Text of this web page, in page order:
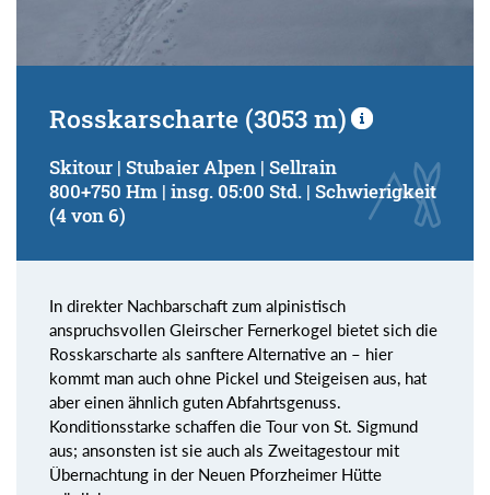
Rosskarscharte (3053 m)
Skitour | Stubaier Alpen | Sellrain
800+750 Hm | insg. 05:00 Std. | Schwierigkeit
(4 von 6)
In direkter Nachbarschaft zum alpinistisch
anspruchsvollen Gleirscher Fernerkogel bietet sich die
Rosskarscharte als sanftere Alternative an – hier
kommt man auch ohne Pickel und Steigeisen aus, hat
aber einen ähnlich guten Abfahrtsgenuss.
Konditionsstarke schaffen die Tour von St. Sigmund
aus; ansonsten ist sie auch als Zweitagestour mit
Übernachtung in der Neuen Pforzheimer Hütte